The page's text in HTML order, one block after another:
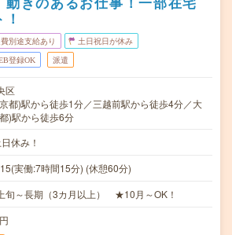
別途支給あり 土日祝日が休み
登録OK 派遣
区
都)駅から徒歩1分／三越前駅から徒歩4分／大
)駅から徒歩6分
休み！
実働:7時間15分) (休憩60分)
旬～長期（3カ月以上） ★10月～OK！